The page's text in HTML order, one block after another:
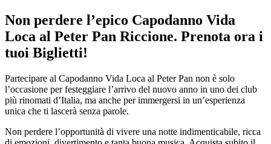
Non perdere l’epico Capodanno Vida
Loca al Peter Pan Riccione. Prenota ora i
tuoi Biglietti!
Partecipare al Capodanno Vida Loca al Peter Pan non è solo
l’occasione per festeggiare l’arrivo del nuovo anno in uno dei club
più rinomati d’Italia, ma anche per immergersi in un’esperienza
unica che ti lascerà senza parole.
Non perdere l’opportunità di vivere una notte indimenticabile, ricca